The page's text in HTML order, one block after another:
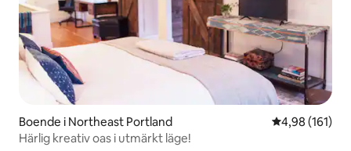
Boende i Northeast Portland 4,98 av 5 i
4,98 (161)
Härlig kreativ oas i utmärkt läge!